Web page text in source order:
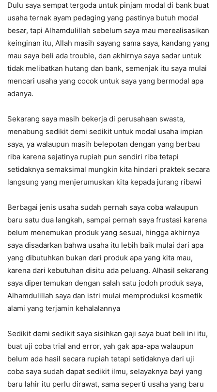
Dulu saya sempat tergoda untuk pinjam modal di bank buat
usaha ternak ayam pedaging yang pastinya butuh modal
besar, tapi Alhamdulillah sebelum saya mau merealisasikan
keinginan itu, Allah masih sayang sama saya, kandang yang
mau saya beli ada trouble, dan akhirnya saya sadar untuk
tidak melibatkan hutang dan bank, semenjak itu saya mulai
mencari usaha yang cocok untuk saya yang bermodal apa
adanya.
Sekarang saya masih bekerja di perusahaan swasta,
menabung sedikit demi sedikit untuk modal usaha impian
saya, ya walaupun masih belepotan dengan yang berbau
riba karena sejatinya rupiah pun sendiri riba tetapi
setidaknya semaksimal mungkin kita hindari praktek secara
langsung yang menjerumuskan kita kepada jurang ribawi
Berbagai jenis usaha sudah pernah saya coba walaupun
baru satu dua langkah, sampai pernah saya frustasi karena
belum menemukan produk yang sesuai, hingga akhirnya
saya disadarkan bahwa usaha itu lebih baik mulai dari apa
yang dibutuhkan bukan dari produk apa yang kita mau,
karena dari kebutuhan disitu ada peluang. Alhasil sekarang
saya dipertemukan dengan salah satu jodoh produk saya,
Alhamdulillah saya dan istri mulai memproduksi kosmetik
alami yang terjamin kehalalannya
Sedikit demi sedikit saya sisihkan gaji saya buat beli ini itu,
buat uji coba trial and error, yah gak apa-apa walaupun
belum ada hasil secara rupiah tetapi setidaknya dari uji
coba saya sudah dapat sedikit ilmu, selayaknya bayi yang
baru lahir itu perlu dirawat, sama seperti usaha yang baru